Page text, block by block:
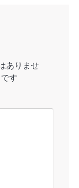
ありませ
す